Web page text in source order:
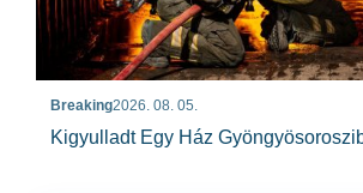
Breaking2026. 08. 05.
Kigyulladt Egy Ház